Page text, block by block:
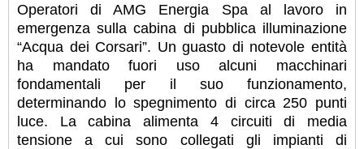
Operatori di AMG Energia Spa al lavoro in
emergenza sulla cabina di pubblica illuminazione
“Acqua dei Corsari”. Un guasto di notevole entità
ha mandato fuori uso alcuni macchinari
fondamentali per il suo funzionamento,
determinando lo spegnimento di circa 250 punti
luce. La cabina alimenta 4 circuiti di media
tensione a cui sono collegati gli impianti di